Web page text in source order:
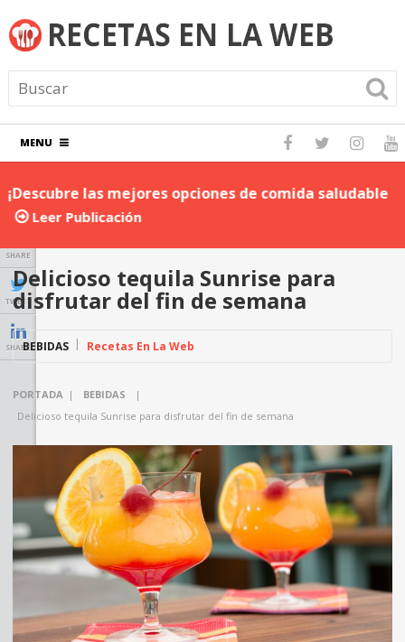
MENU
¡Descubre las mejores opciones de comida saludable
para llevar al trabajo!
Leer Publicación
SHARE
TWEET
SHARE
Delicioso tequila Sunrise para
disfrutar del fin de semana
BEBIDAS Recetas En La Web
PORTADA | BEBIDAS
|
Delicioso tequila Sunrise para disfrutar del fin de semana